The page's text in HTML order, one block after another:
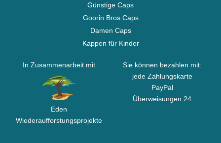
Günstige Caps
Goorin Bros Caps
Damen Caps
Kappen für Kinder
In Zusammenarbeit mit
Eden
Wiederaufforstungsprojekte
Sie können bezahlen mit:
jede Zahlungskarte
PayPal
Überweisungen 24